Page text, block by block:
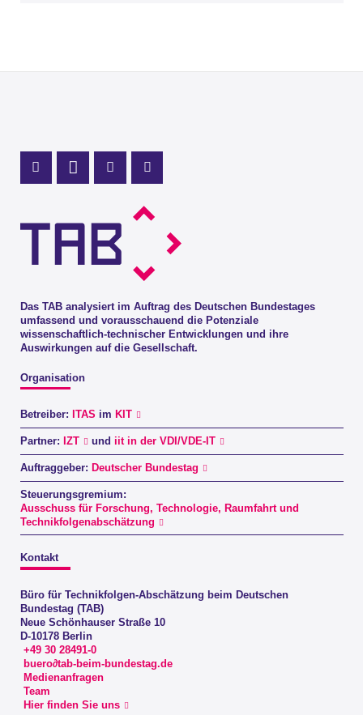
Das TAB analysiert im Auftrag des Deutschen Bundestages
umfassend und vorausschauend die Potenziale
wissenschaftlich-technischer Entwicklungen und ihre
Auswirkungen auf die Gesellschaft.
Organisation
Betreiber: ITAS im KIT
Partner: IZT und iit in der VDI/VDE-IT
Auftraggeber: Deutscher Bundestag
Steuerungsgremium:
Ausschuss für Forschung, Technologie, Raumfahrt und
Technikfolgenabschätzung
Kontakt
Büro für Technikfolgen-Abschätzung beim Deutschen
Bundestag (TAB)
Neue Schönhauser Straße 10
D-10178 Berlin
+49 30 28491-0
buero∂tab-beim-bundestag.de
Medienanfragen
Team
Hier finden Sie uns
Profil Mastodon
LinkedIn Profil